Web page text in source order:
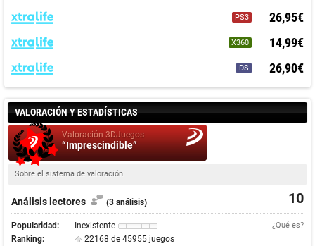
PS3 26,95€
X360 14,99€
DS 26,90€
VALORACIÓN Y ESTADÍSTICAS
Valoración 3DJuegos
“Imprescindible”
Sobre el sistema de valoración
10
Análisis lectores (3 análisis)
Popularidad: Inexistente ¿Qué es?
Ranking:
22168 de 45955 juegos